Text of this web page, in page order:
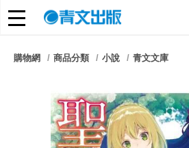
朋友們，提高警覺！
購物網 商品分類 小說 青文文庫